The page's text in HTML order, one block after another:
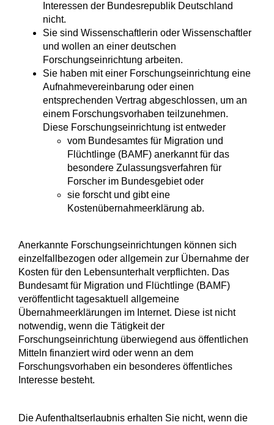
Interessen der Bundesrepublik Deutschland
nicht.
Sie sind Wissenschaftlerin oder Wissenschaftler
und wollen an einer deutschen
Forschungseinrichtung arbeiten.
Sie haben mit einer Forschungseinrichtung eine
Aufnahmevereinbarung oder einen
entsprechenden Vertrag abgeschlossen, um an
einem Forschungsvorhaben teilzunehmen.
Diese Forschungseinrichtung ist entweder
vom Bundesamtes für Migration und
Flüchtlinge (BAMF) anerkannt für das
besondere Zulassungsverfahren für
Forscher im Bundesgebiet oder
sie forscht und gibt eine
Kostenübernahmeerklärung ab.
Anerkannte Forschungseinrichtungen können sich
einzelfallbezogen oder allgemein zur Übernahme der
Kosten für den Lebensunterhalt verpflichten. Das
Bundesamt für Migration und Flüchtlinge (BAMF)
veröffentlicht tagesaktuell allgemeine
Übernahmeerklärungen im Internet. Diese ist nicht
notwendig, wenn die Tätigkeit der
Forschungseinrichtung überwiegend aus öffentlichen
Mitteln finanziert wird oder wenn an dem
Forschungsvorhaben ein besonderes öffentliches
Interesse besteht.
Die Aufenthaltserlaubnis erhalten Sie nicht, wenn die